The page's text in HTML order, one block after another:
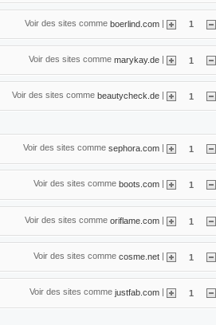
Voir des sites comme boerlind.com | 1
Voir des sites comme marykay.de | 1
Voir des sites comme beautycheck.de | 1
Voir des sites comme sephora.com 1
Voir des sites comme boots.com 1
Voir des sites comme oriflame.com | 1
Voir des sites comme cosme.net | 1
Voir des sites comme justfab.com | 1